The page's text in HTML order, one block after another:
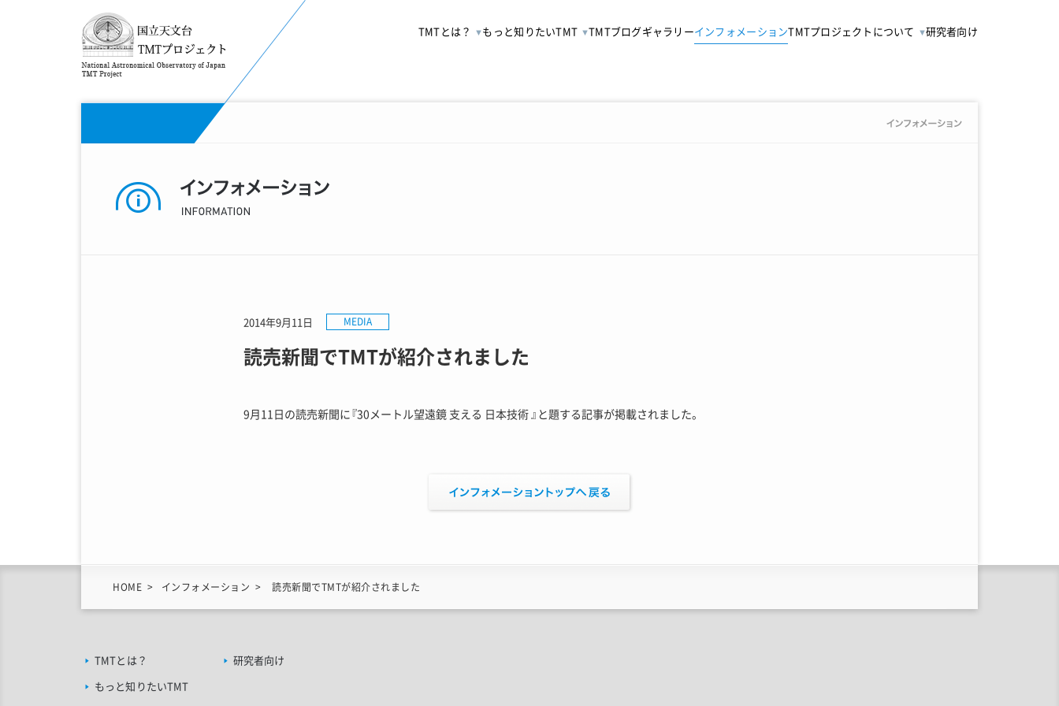
TMTとは？ もっと知りたいTMT TMTブログギャラリーインフォメーションTMTプロジェクトについて 研究者向け
読売新聞でTMTが紹介されました
2014年9月11日 MEDIA
9月11日の読売新聞に『30メートル望遠鏡 支える 日本技術 』と題する記事が掲載されました。
HOME インフォメーション 読売新聞でTMTが紹介されました
TMTとは？
もっと知りたいTMT
研究者向け